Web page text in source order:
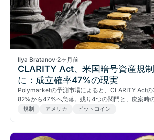
Ilya Bratanov·2ヶ月前
CLARITY Act、米国暗号資産規
に：成立確率47%の現実
Polymarketの予測市場によると、CLARITY Act
82%から47%へ急落。残り4つの関門と、廃案時の
規制 アメリカ ビットコイン